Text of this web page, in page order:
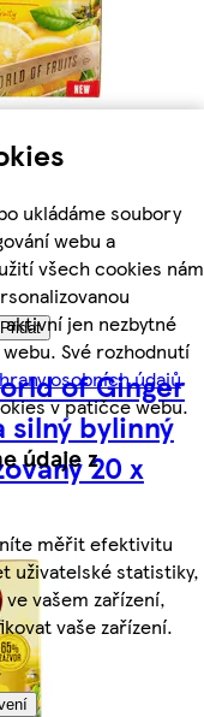
ukládáme soubory
webu a
všech cookies nám
jen nezbytné
Své rozhodnutí
osobních údajů
v patičce webu.
údaje z
měřit efektivitu
uživatelské statistiky,
vašem zařízení,
vaše zařízení.
Přidat
of Ginger
silný bylinný
20 x